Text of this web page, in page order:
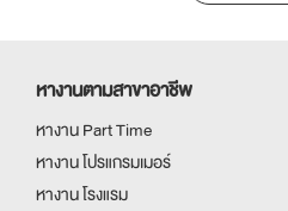
หางานตามสาขาอาชีพ
หางาน Part Time
หางาน โปรแกรมเมอร์
หางาน โรงแรม